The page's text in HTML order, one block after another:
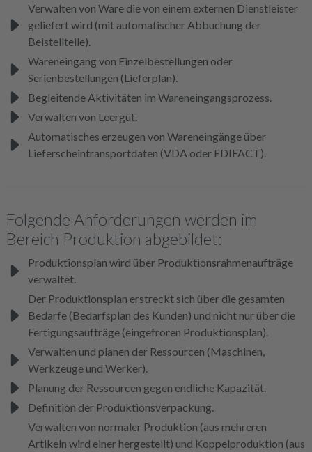
Verwalten von Ware die von einem externen Dienstleister
geliefert wird (mit automatischer Abbuchung der
Beistellteile).
Wareneingang von Einzelbestellungen oder
Serienbestellungen (Lieferplan).
Begleitende Aktivitäten im Wareneingangsprozess.
Verwalten von Leergut.
Automatisches erzeugen von Wareneingänge über
Lieferscheintransportdaten (VDA oder EDIFACT).
Folgende Anforderungen werden im
Bereich Produktion abgebildet:
Produktionsplan wird über Produktionsrahmenaufträge
verwaltet.
Der Produktionsplan erstreckt sich über die gesamten
Bedarfe (Bedarfsplan des Kunden) und nicht nur über die
Fertigungsaufträge (eingefroren Produktionsplan).
Verwalten und planen der Ressourcen (Maschinen,
Werkzeuge und Werker).
Planung der Ressourcen gegen endliche Kapazität.
Definition der Produktionsverpackung.
Verwalten von normaler Produktion (aus mehreren
Artikeln wird einer hergestellt) und Koppelproduktion (aus